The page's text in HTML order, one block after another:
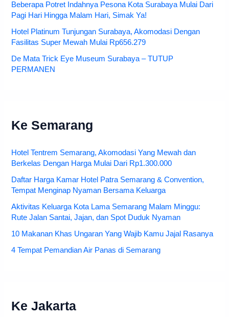
Beberapa Potret Indahnya Pesona Kota Surabaya Mulai Dari
Pagi Hari Hingga Malam Hari, Simak Ya!
Hotel Platinum Tunjungan Surabaya, Akomodasi Dengan
Fasilitas Super Mewah Mulai Rp656.279
De Mata Trick Eye Museum Surabaya – TUTUP
PERMANEN
Ke Semarang
Hotel Tentrem Semarang, Akomodasi Yang Mewah dan
Berkelas Dengan Harga Mulai Dari Rp1.300.000
Daftar Harga Kamar Hotel Patra Semarang & Convention,
Tempat Menginap Nyaman Bersama Keluarga
Aktivitas Keluarga Kota Lama Semarang Malam Minggu:
Rute Jalan Santai, Jajan, dan Spot Duduk Nyaman
10 Makanan Khas Ungaran Yang Wajib Kamu Jajal Rasanya
4 Tempat Pemandian Air Panas di Semarang
Ke Jakarta